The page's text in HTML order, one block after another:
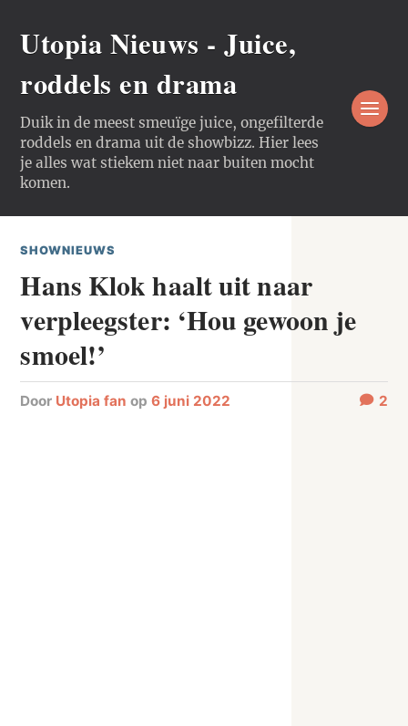
Utopia Nieuws - Juice,
roddels en drama
Duik in de meest smeuïge juice, ongefilterde
roddels en drama uit de showbizz. Hier lees
je alles wat stiekem niet naar buiten mocht
komen.
SHOWNIEUWS
Hans Klok haalt uit naar
verpleegster: ‘Hou gewoon je
smoel!’
door Utopia fan op6 juni 2022 2